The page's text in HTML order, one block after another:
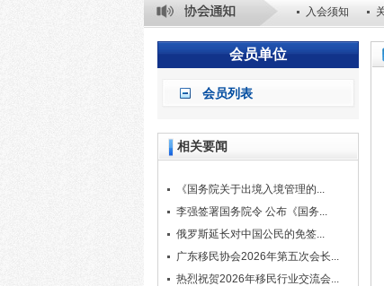
入会须知
关于表彰2025
会员单位
会员列表
相关要闻
《国务院关于出境入境管理的...
李强签署国务院令 公布《国务...
俄罗斯延长对中国公民的免签...
广东移民协会2026年第五次会长...
热烈祝贺2026年移民行业交流会...